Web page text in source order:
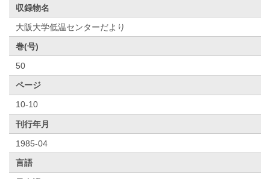
収録物名
大阪大学低温センターだより
巻(号)
50
ページ
10-10
刊行年月
1985-04
言語